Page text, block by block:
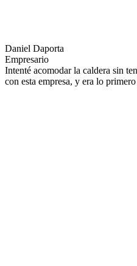
Daniel Daporta
Empresario
Intenté acomodar la caldera sin
con esta empresa, y era lo